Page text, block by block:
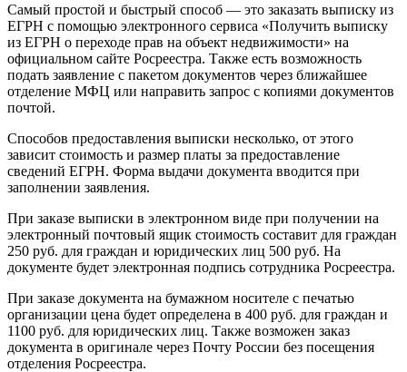
Самый простой и быстрый способ — это заказать выписку из
ЕГРН с помощью электронного сервиса «Получить выписку
из ЕГРН о переходе прав на объект недвижимости» на
официальном сайте Росреестра. Также есть возможность
подать заявление с пакетом документов через ближайшее
отделение МФЦ или направить запрос с копиями документов
почтой.
Способов предоставления выписки несколько, от этого
зависит стоимость и размер платы за предоставление
сведений ЕГРН. Форма выдачи документа вводится при
заполнении заявления.
При заказе выписки в электронном виде при получении на
электронный почтовый ящик стоимость составит для граждан
250 руб. для граждан и юридических лиц 500 руб. На
документе будет электронная подпись сотрудника Росреестра.
При заказе документа на бумажном носителе с печатью
организации цена будет определена в 400 руб. для граждан и
1100 руб. для юридических лиц. Также возможен заказ
документа в оригинале через Почту России без посещения
отделения Росреестра.